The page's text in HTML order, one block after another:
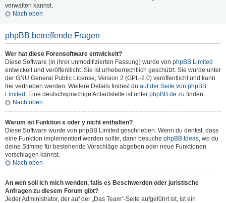
verwalten kannst.
Nach oben
phpBB betreffende Fragen
Wer hat diese Forensoftware entwickelt?
Diese Software (in ihrer unmodifizierten Fassung) wurde von phpBB Limited
entwickelt und veröffentlicht. Sie ist urheberrechtlich geschützt. Sie wurde unter
der GNU General Public License, Version 2 (GPL-2.0) veröffentlicht und kann
frei vertrieben werden. Weitere Details findest du auf der Seite von phpBB
Limited . Eine deutschsprachige Anlaufstelle ist unter phpBB.de zu finden.
Nach oben
Warum ist Funktion x oder y nicht enthalten?
Diese Software wurde von phpBB Limited geschrieben. Wenn du denkst, dass
eine Funktion implementiert werden sollte, dann besuche phpBB Ideas, wo du
deine Stimme für bestehende Vorschläge abgeben oder neue Funktionen
vorschlagen kannst.
Nach oben
An wen soll ich mich wenden, falls es Beschwerden oder juristische
Anfragen zu diesem Forum gibt?
Jeder Administrator, der auf der „Das Team“-Seite aufgeführt ist, ist ein